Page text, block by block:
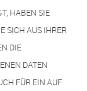
HABEN SIE
SICH AUS IHRER
DIE
DATEN
FÜR EIN AUF